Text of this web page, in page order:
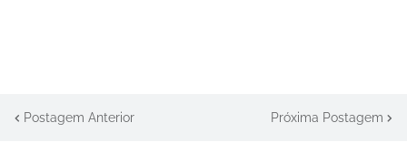
Postagem Anterior Próxima Postagem